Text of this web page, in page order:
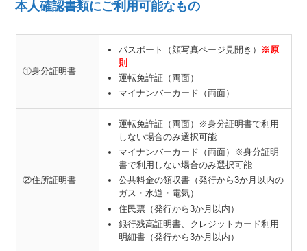
本人確認書類にご利用可能なもの
①身分証明書
パスポート（顔写真ページ見開き）
※原
則
運転免許証（両面）
マイナンバーカード（両面）
②住所証明書
運転免許証（両面）※身分証明書で利用
しない場合のみ選択可能
マイナンバーカード（両面）※身分証明
書で利用しない場合のみ選択可能
公共料金の領収書（発行から3か月以内の
ガス・水道・電気）
住民票（発行から3か月以内）
銀行残高証明書、クレジットカード利用
明細書（発行から3か月以内）